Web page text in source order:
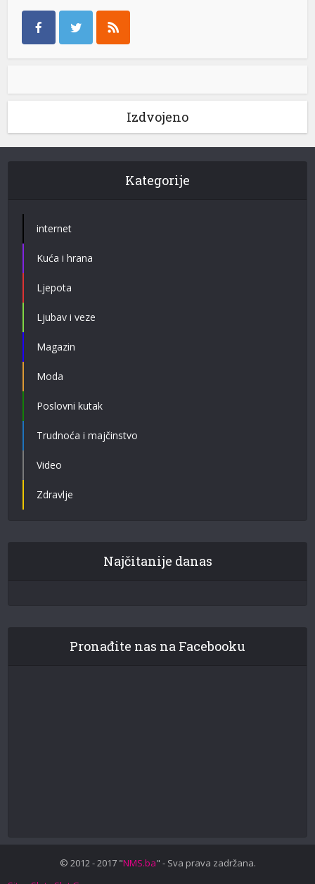
Izdvojeno
Kategorije
internet
Kuća i hrana
Ljepota
Ljubav i veze
Magazin
Moda
Poslovni kutak
Trudnoća i majčinstvo
Video
Zdravlje
Najčitanije danas
Pronađite nas na Facebooku
© 2012 - 2017 "NMS.ba" - Sva prava zadržana.